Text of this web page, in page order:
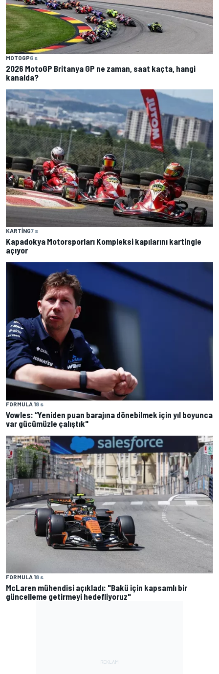
MOTOGP6 s
2026 MotoGP Britanya GP ne zaman, saat kaçta, hangi
kanalda?
KARTING7 s
Kapadokya Motorsporları Kompleksi kapılarını kartingle
açıyor
FORMULA 18 s
Vowles: “Yeniden puan barajına dönebilmek için yıl boyunca
var gücümüzle çalıştık"
FORMULA 18 s
McLaren mühendisi açıkladı: "Bakü için kapsamlı bir
güncelleme getirmeyi hedefliyoruz"